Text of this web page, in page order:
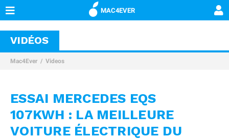
MAC4EVER
VIDÉOS
Mac4Ever Videos
ESSAI MERCEDES EQS
107KWH : LA MEILLEURE
VOITURE ÉLECTRIQUE DU